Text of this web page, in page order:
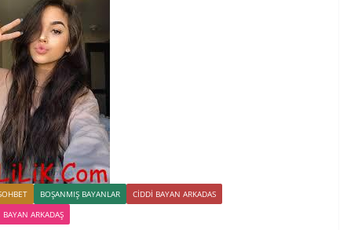
BOŞANMIŞ BAYANLAR
CIDDI BAYAN ARKADAS
ARKADAŞ